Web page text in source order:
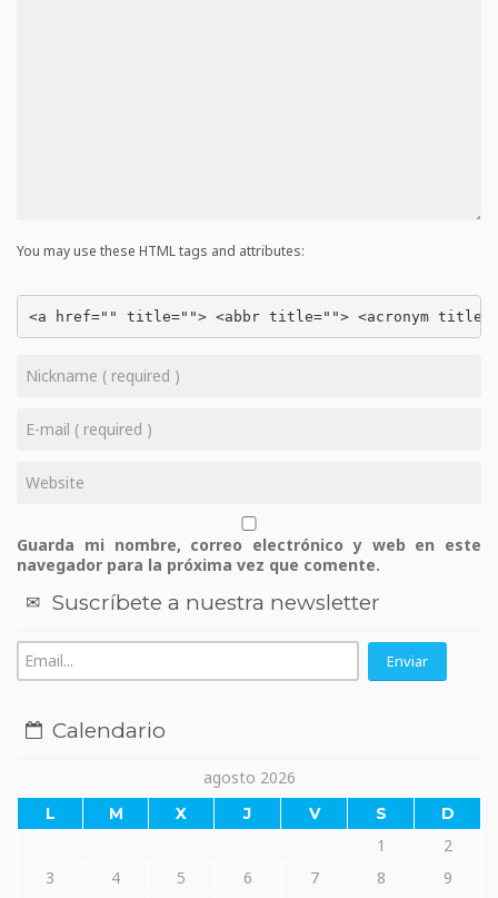
You may use these HTML tags and attributes:
<a href="" title=""> <abbr title=""> <acronym
Guarda mi nombre, correo electrónico y web en este
navegador para la próxima vez que comente.
Suscríbete a nuestra newsletter
Calendario
agosto 2026
L M X J V S D
1
2
3
4 5 6 7 8
9